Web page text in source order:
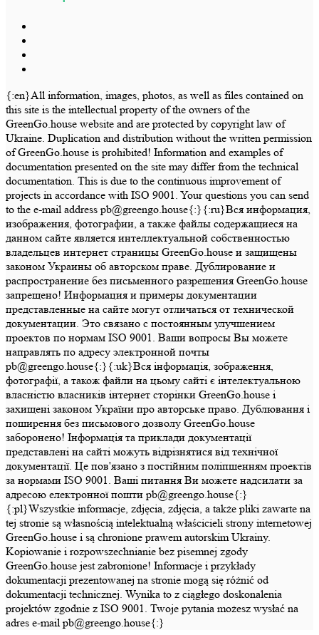
{:en}All information, images, photos, as well as files contained on
this site is the intellectual property of the owners of the
GreenGo.house website and are protected by copyright law of
Ukraine. Duplication and distribution without the written permission
of GreenGo.house is prohibited! Information and examples of
documentation presented on the site may differ from the technical
documentation. This is due to the continuous improvement of
projects in accordance with ISO 9001. Your questions you can send
to the e-mail address pb@greengo.house{:}{:ru}Вся информация,
изображения, фотографии, а также файлы содержащиеся на
данном сайте является интеллектуальной собственностью
владельцев интернет страницы GreenGo.house и защищены
законом Украины об авторском праве. Дублирование и
распространение без письменного разрешения GreenGo.house
запрещено! Информация и примеры документации
представленные на сайте могут отличаться от технической
документации. Это связано с постоянным улучшением
проектов по нормам ISO 9001. Ваши вопросы Вы можете
направлять по адресу электронной почты
pb@greengo.house{:}{:uk}Вся інформація, зображення,
фотографії, а також файли на цьому сайті є інтелектуальною
власністю власників інтернет сторінки GreenGo.house і
захищені законом України про авторське право. Дублювання і
поширення без письмового дозволу GreenGo.house
заборонено! Інформація та приклади документації
представлені на сайті можуть відрізнятися від технічної
документації. Це пов'язано з постійним поліпшенням проектів
за нормами ISO 9001. Ваші питання Ви можете надсилати за
адресою електронної пошти pb@greengo.house{:}
{:pl}Wszystkie informacje, zdjęcia, zdjęcia, a także pliki zawarte na
tej stronie są własnością intelektualną właścicieli strony internetowej
GreenGo.house i są chronione prawem autorskim Ukrainy.
Kopiowanie i rozpowszechnianie bez pisemnej zgody
GreenGo.house jest zabronione! Informacje i przykłady
dokumentacji prezentowanej na stronie mogą się różnić od
dokumentacji technicznej. Wynika to z ciągłego doskonalenia
projektów zgodnie z ISO 9001. Twoje pytania możesz wysłać na
adres e-mail pb@greengo.house{:}